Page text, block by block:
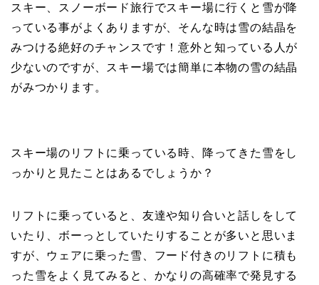
スキー、スノーボード旅行でスキー場に行くと雪が降
っている事がよくありますが、そんな時は雪の結晶を
みつける絶好のチャンスです！意外と知っている人が
少ないのですが、スキー場では簡単に本物の雪の結晶
がみつかります。
スキー場のリフトに乗っている時、降ってきた雪をし
っかりと見たことはあるでしょうか？
リフトに乗っていると、友達や知り合いと話しをして
いたり、ボーっとしていたりすることが多いと思いま
すが、ウェアに乗った雪、フード付きのリフトに積も
った雪をよく見てみると、かなりの高確率で発見する